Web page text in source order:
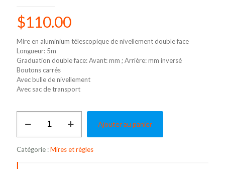
$110.00
Mire en aluminium télescopique de nivellement double face
Longueur: 5m
Graduation double face: Avant: mm ; Arrière: mm inversé
Boutons carrés
Avec bulle de nivellement
Avec sac de transport
Mire
télescopique
Ajouter au panier
Catégorie :Mires et règles